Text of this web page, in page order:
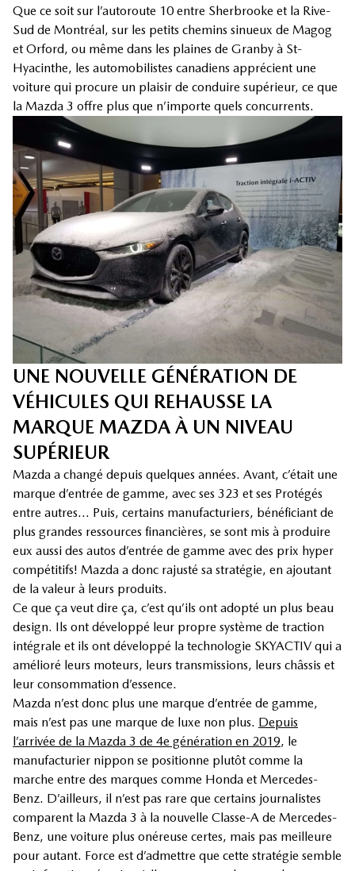
Que ce soit sur l’autoroute 10 entre Sherbrooke et la Rive-
Sud de Montréal, sur les petits chemins sinueux de Magog
et Orford, ou même dans les plaines de Granby à St-
Hyacinthe, les automobilistes canadiens apprécient une
voiture qui procure un plaisir de conduire supérieur, ce que
la Mazda 3 offre plus que n’importe quels concurrents.
UNE NOUVELLE GÉNÉRATION DE
VÉHICULES QUI REHAUSSE LA
MARQUE MAZDA À UN NIVEAU
SUPÉRIEUR
Mazda a changé depuis quelques années. Avant, c’était une
marque d’entrée de gamme, avec ses 323 et ses Protégés
entre autres… Puis, certains manufacturiers, bénéficiant de
plus grandes ressources financières, se sont mis à produire
eux aussi des autos d’entrée de gamme avec des prix hyper
compétitifs! Mazda a donc rajusté sa stratégie, en ajoutant
de la valeur à leurs produits.
Ce que ça veut dire ça, c’est qu’ils ont adopté un plus beau
design. Ils ont développé leur propre système de traction
intégrale et ils ont développé la technologie SKYACTIV qui a
amélioré leurs moteurs, leurs transmissions, leurs châssis et
leur consommation d’essence.
Mazda n’est donc plus une marque d’entrée de gamme,
mais n’est pas une marque de luxe non plus. Depuis
l’arrivée de la Mazda 3 de 4e génération en 2019, le
manufacturier nippon se positionne plutôt comme la
marche entre des marques comme Honda et Mercedes-
Benz. D’ailleurs, il n’est pas rare que certains journalistes
comparent la Mazda 3 à la nouvelle Classe-A de Mercedes-
Benz, une voiture plus onéreuse certes, mais pas meilleure
pour autant. Force est d’admettre que cette stratégie semble